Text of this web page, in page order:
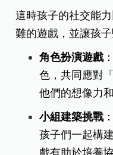
這時孩子的社交能
難的遊戲，並讓孩
角色扮演遊戲
色，共同應對
他們的想像力
小組建築挑戰
孩子們一起構
戲有助於培養